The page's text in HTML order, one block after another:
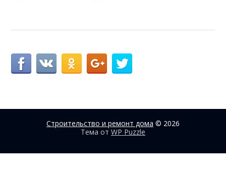
Строительство и ремонт дома © 2026
Тема от WP Puzzle